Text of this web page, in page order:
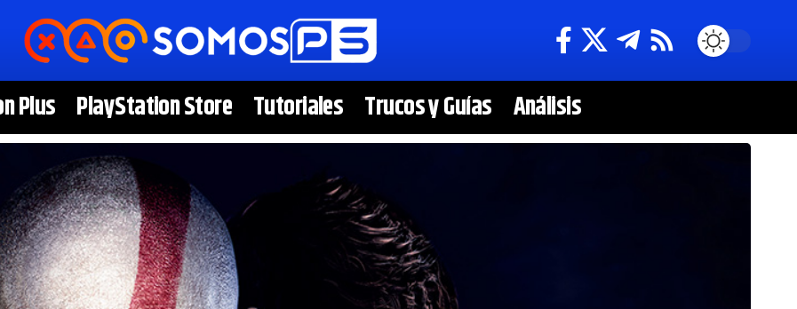
Plus PlayStation Store Tutoriales Trucos y Guías Análisis